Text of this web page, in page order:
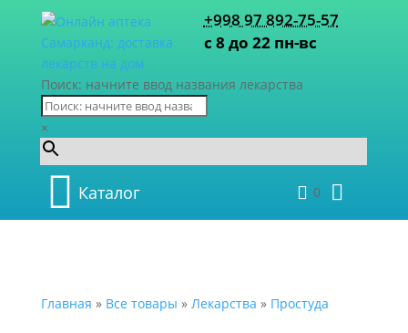
+998 97 892-75-57
с 8 до 22 пн-вс
Поиск: начните ввод названия лекарства
×
Каталог 0
Главная » Все товары » Лекарства » Простуда